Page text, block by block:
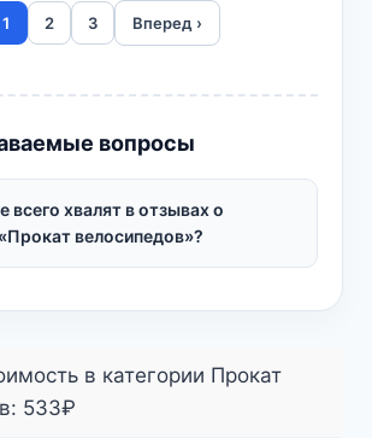
1 2 3 Вперед ›
вопросы
всего хвалят в отзывах о
велосипедов»?
в категории Прокат
533₽